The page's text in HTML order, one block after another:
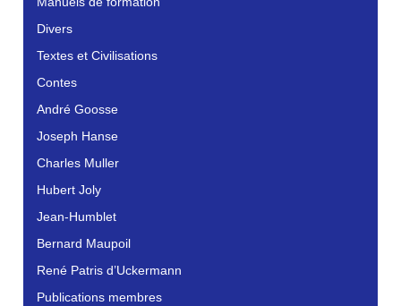
Divers
Textes et Civilisations
Contes
André Goosse
Joseph Hanse
Charles Muller
Hubert Joly
Jean-Humblet
Bernard Maupoil
René Patris d’Uckermann
Publications membres